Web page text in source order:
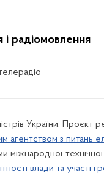
радіомовлення
України. Проєкт
агентством з питань
міжнародної
влади та участі